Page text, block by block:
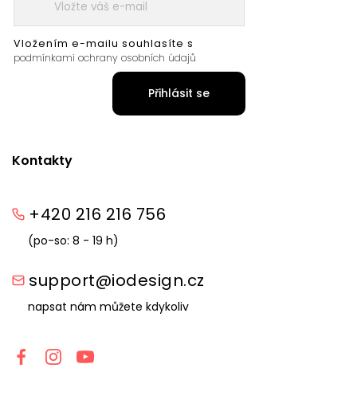
Kontakty
+420 216 216 756
(po-so: 8 - 19 h)
support@iodesign.cz
napsat nám můžete kdykoliv
Vložením e-mailu souhlasíte s
podmínkami ochrany osobních údajů
Přihlásit se